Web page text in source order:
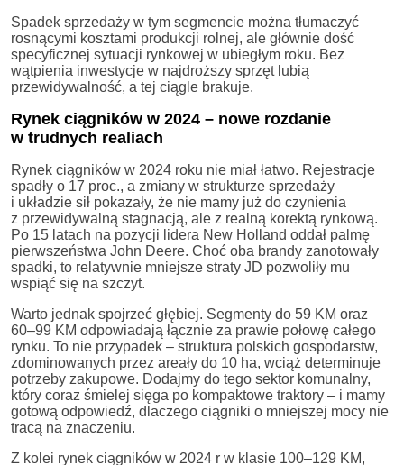
Spadek sprzedaży w tym segmencie można tłumaczyć
rosnącymi kosztami produkcji rolnej, ale głównie dość
specyficznej sytuacji rynkowej w ubiegłym roku. Bez
wątpienia inwestycje w najdroższy sprzęt lubią
przewidywalność, a tej ciągle brakuje.
Rynek ciągników w 2024 – nowe rozdanie
w trudnych realiach
Rynek ciągników w 2024 roku nie miał łatwo. Rejestracje
spadły o 17 proc., a zmiany w strukturze sprzedaży
i układzie sił pokazały, że nie mamy już do czynienia
z przewidywalną stagnacją, ale z realną korektą rynkową.
Po 15 latach na pozycji lidera New Holland oddał palmę
pierwszeństwa John Deere. Choć oba brandy zanotowały
spadki, to relatywnie mniejsze straty JD pozwoliły mu
wspiąć się na szczyt.
Warto jednak spojrzeć głębiej. Segmenty do 59 KM oraz
60–99 KM odpowiadają łącznie za prawie połowę całego
rynku. To nie przypadek – struktura polskich gospodarstw,
zdominowanych przez areały do 10 ha, wciąż determinuje
potrzeby zakupowe. Dodajmy do tego sektor komunalny,
który coraz śmielej sięga po kompaktowe traktory – i mamy
gotową odpowiedź, dlaczego ciągniki o mniejszej mocy nie
tracą na znaczeniu.
Z kolei rynek ciągników w 2024 r w klasie 100–129 KM,